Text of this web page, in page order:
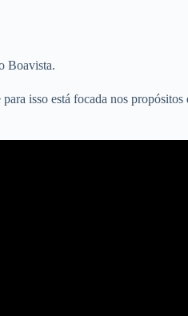
Boavista.
isso está focada nos propósitos